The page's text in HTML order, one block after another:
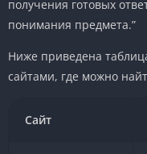
получения готовых
понимания предмета.”
Ниже приведена
сайтами, где можно
Сайт